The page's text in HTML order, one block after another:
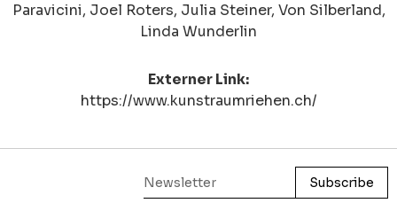
Paravicini, Joel Roters, Julia Steiner, Von Silberland,
Linda Wunderlin
Externer Link:
https://www.kunstraumriehen.ch/